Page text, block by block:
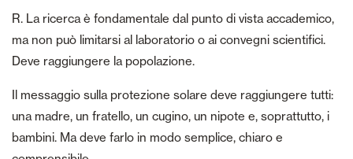
R. La ricerca è fondamentale dal punto di vista accademico,
ma non può limitarsi al laboratorio o ai convegni scientifici.
Deve raggiungere la popolazione.
Il messaggio sulla protezione solare deve raggiungere tutti:
una madre, un fratello, un cugino, un nipote e, soprattutto, i
bambini. Ma deve farlo in modo semplice, chiaro e